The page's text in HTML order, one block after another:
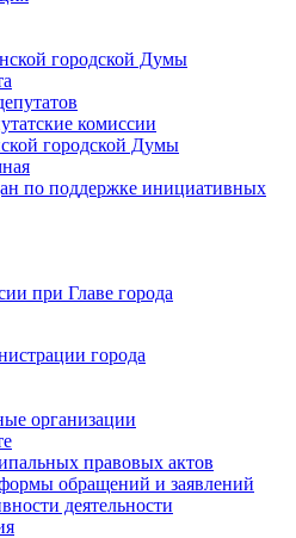
городской Думы
комиссии
городской Думы
по поддержке инициативных
при Главе города
города
организации
правовых актов
обращений и заявлений
деятельности